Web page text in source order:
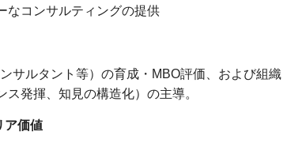
なコンサルティングの提供
サルタント等）の育成・MBO評価、および組織
発揮、知見の構造化）の主導。
ア価値